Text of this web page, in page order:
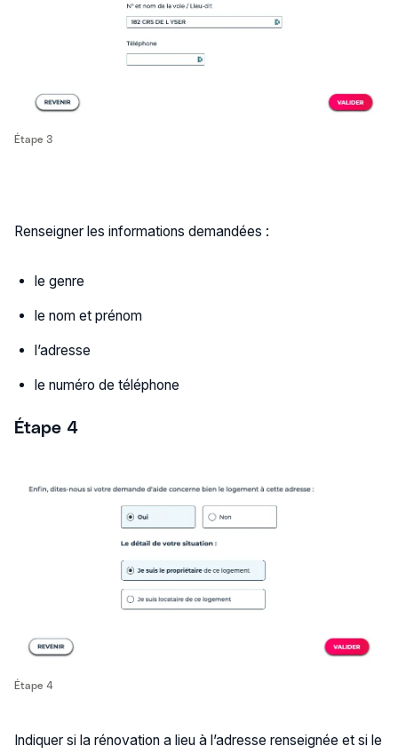
Étape 3
Renseigner les informations demandées :
le genre
le nom et prénom
l’adresse
le numéro de téléphone
Étape 4
Étape 4
Indiquer si la rénovation a lieu à l’adresse renseignée et si le